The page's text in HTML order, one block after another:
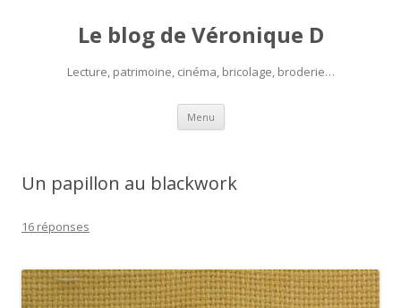
Le blog de Véronique D
Lecture, patrimoine, cinéma, bricolage, broderie…
Menu Aller
contenu
Un papillon au blackwork
16 réponses